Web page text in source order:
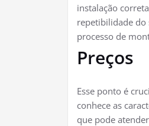
instalação
repetibilidade do
processo de
Preços
Esse ponto é
conhece as
que pode